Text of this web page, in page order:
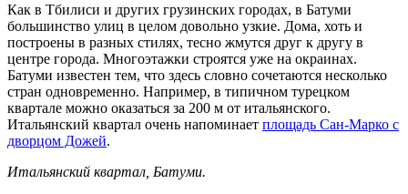
Как в Тбилиси и других грузинских городах, в Батуми
большинство улиц в целом довольно узкие. Дома, хоть и
построены в разных стилях, тесно жмутся друг к другу в
центре города. Многоэтажки строятся уже на окраинах.
Батуми известен тем, что здесь словно сочетаются несколько
стран одновременно. Например, в типичном турецком
квартале можно оказаться за 200 м от итальянского.
Итальянский квартал очень напоминает площадь Сан-Марко с
дворцом Дожей.
Итальянский квартал, Батуми.